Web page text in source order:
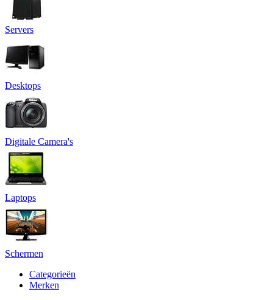
Servers
Desktops
Digitale Camera's
Laptops
Schermen
Categorieën
Merken